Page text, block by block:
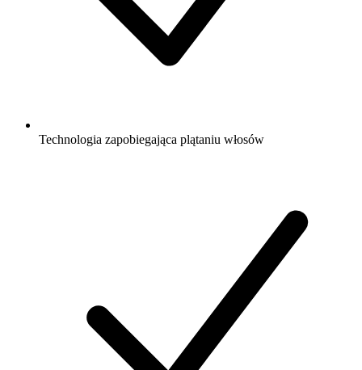
Technologia zapobiegająca plątaniu włosów